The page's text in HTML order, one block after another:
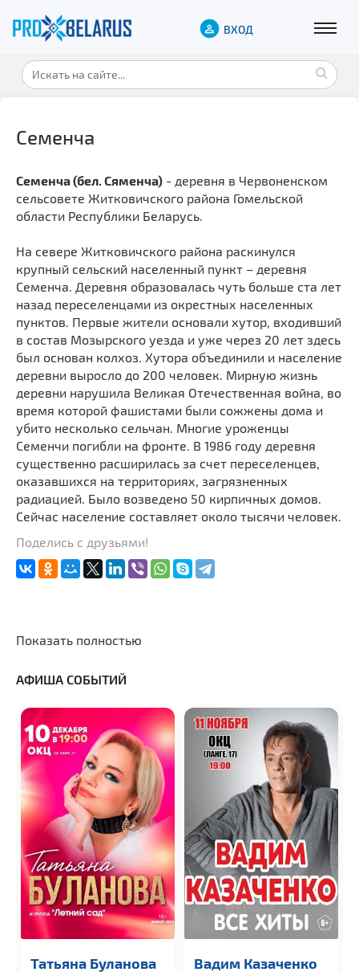
ВХОД
Семенча
Семенча (бел. Сяменча) - деревня в Червоненском
сельсовете Житковичского района Гомельской
области Республики Беларусь.
На севере Житковичского района раскинулся
крупный сельский населенный пункт – деревня
Семенча. Деревня образовалась чуть больше ста лет
назад переселенцами из окрестных населенных
пунктов. Первые жители основали хутор, входивший
в состав Мозырского уезда и уже через 20 лет здесь
был основан колхоз. Хутора объединили и население
деревни выросло до 200 человек. Мирную жизнь
деревни нарушила Великая Отечественная война, во
время которой фашистами были сожжены дома и
убито несколько сельчан. Многие уроженцы
Семенчи погибли на фронте. В 1986 году деревня
существенно расширилась за счет переселенцев,
оказавшихся на территориях, загрязненных
радиацией. Было возведено 50 кирпичных домов.
Сейчас население составляет около тысячи человек.
Поделись с друзьями!
Показать полностью
АФИША СОБЫТИЙ
Татьяна Буланова Вадим Казаченко